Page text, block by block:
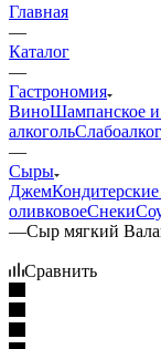
Главная
—
Каталог
—
Гастрономия
ВиноШампанское и
алкоголь
—
Сыры
Джем
оливковоеСнеки
—Сыр мягкий
Сравнить